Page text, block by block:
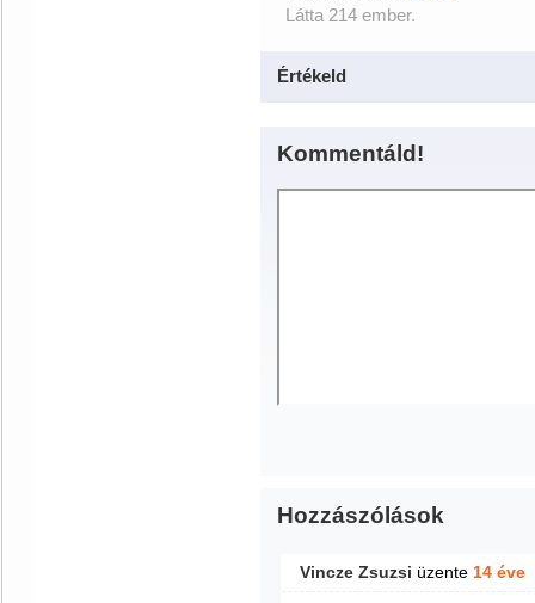
Látta 214 ember.
Értékeld
Kommentáld!
Hozzászólások
Vincze Zsuzsi üzente 14 éve